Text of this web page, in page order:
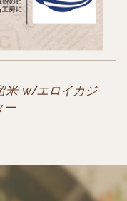
米 w/エロイカジ
ー